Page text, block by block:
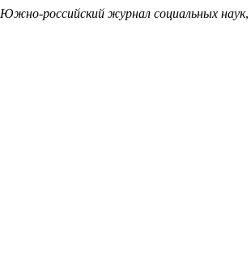
Южно-российский журнал социальных наук,